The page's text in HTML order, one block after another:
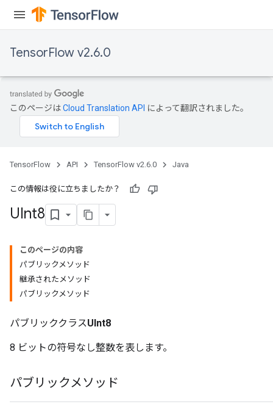
TensorFlow v2.6.0
このページはCloud Translation API によって翻訳されました。
TensorFlow API TensorFlow v2.6.0 Java
この情報は役に立ちましたか？
UInt8
このページの内容
パブリックメソッド
継承されたメソッド
パブリックメソッド
パブリッククラスUInt8
8 ビットの符号なし整数を表します。
パブリックメソッド